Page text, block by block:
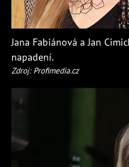
Jana Fabiánová a Jan
napadení.
Zdroj: Profimedia.cz